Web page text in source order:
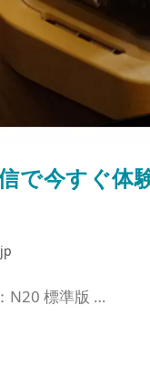
今すぐ体
N20 標準版 …